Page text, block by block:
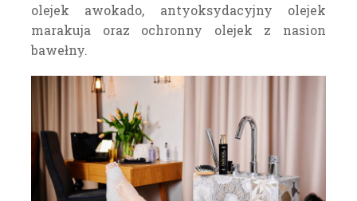
olejek awokado, antyoksydacyjny olejek
marakuja oraz ochronny olejek z nasion
bawełny.